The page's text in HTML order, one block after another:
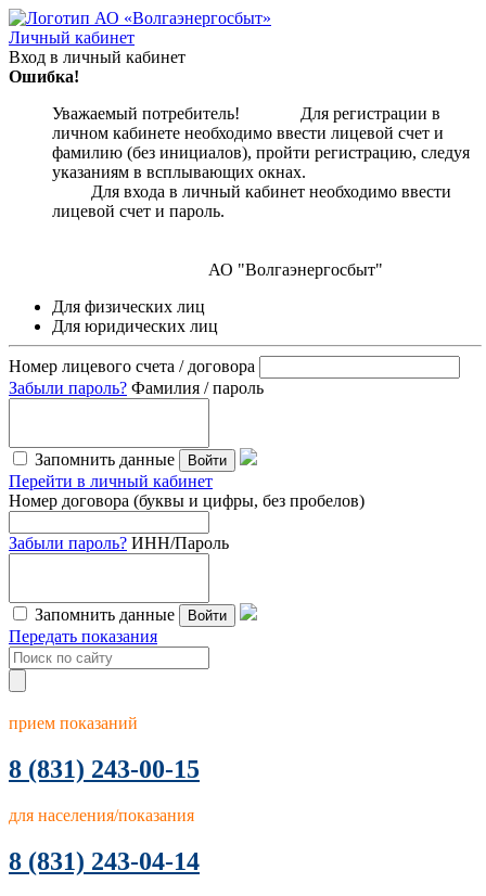
Личный кабинет
Вход в личный кабинет
Ошибка!
Уважаемый потребитель! Для регистрации в
личном кабинете необходимо ввести лицевой счет и
фамилию (без инициалов), пройти регистрацию, следуя
указаниям в всплывающих окнах.
Для входа в личный кабинет необходимо ввести
лицевой счет и пароль.
АО "Волгаэнергосбыт"
Для физических лиц
Для юридических лиц
Номер лицевого счета / договора
Забыли пароль? Фамилия / пароль
Запомнить данные Войти
Перейти в личный кабинет
Номер договора (буквы и цифры, без пробелов)
Забыли пароль? ИНН/Пароль
Запомнить данные Войти
Передать показания
прием показаний
8 (831) 243-00-15
для населения/показания
8 (831) 243-04-14